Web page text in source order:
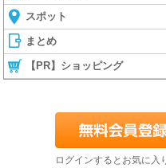
スポット
まとめ
【PR】ショッピング
ログインするとお気に入